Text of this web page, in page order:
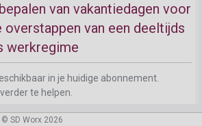
van vakantiedagen voor
van een deeltijds
werkregime
in je huidige abonnement.
te helpen.
SD Worx 2026